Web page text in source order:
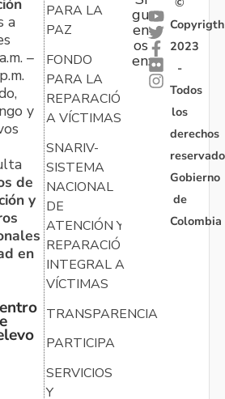
a
–
y
de
y
en
PARA LA
PAZ
FONDO
PARA LA
REPARACIÓN
A VÍCTIMAS
SNARIV-
SISTEMA
NACIONAL
DE
ATENCIÓN Y
REPARACIÓN
INTEGRAL A
VÍCTIMAS
TRANSPARENCIA
PARTICIPA
SERVICIOS
Y
gu
en
os
en:
Copyrigth
2023
-
Todos
los
derechos
Gobierno
de
Colombia